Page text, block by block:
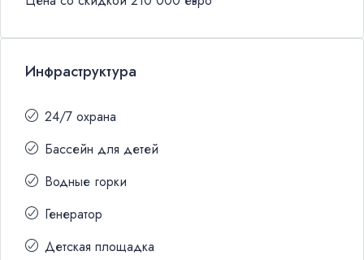
Инфраструктура
24/7 охрана
Бассейн для детей
Водные горки
Генератор
Детская площадка